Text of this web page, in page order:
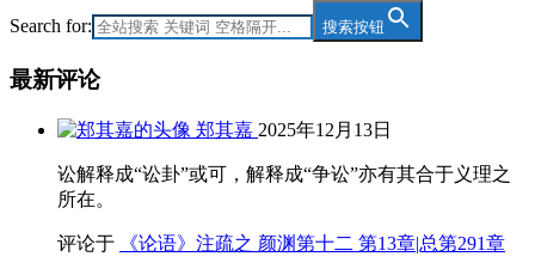
Search for: 搜索按钮
最新评论
郑其嘉 2025年12月13日
讼解释成“讼卦”或可，解释成“争讼”亦有其合于义理之
所在。
评论于 《论语》注疏之 颜渊第十二 第13章|总第291章